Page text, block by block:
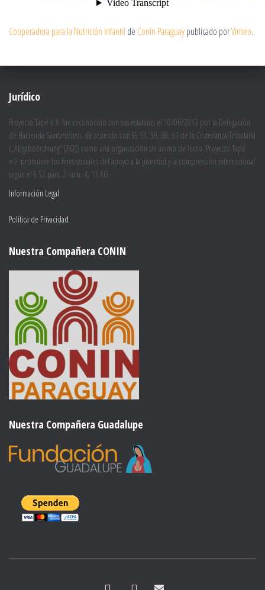
Cooperadora para la Nutrición Infantil de Conin Paraguaypublicado porVimeo.
Jurídico
Proyecto Tapé e.V. fue reconocido con sus estatutos el 10/06/2013 por la Delegación
de Hacienda Saarbrücken, de acuerdo con §§ 51, 59, 60, 61 de la Ordenanza Tributaria
(„Abgabeordnung“ [AO]) como una organización sin ánimo de lucro. Proyecto Tapé
e.V. promueve los fines sociales del apoyo a la juventud y la comprensión internacional
según el § 52 párr. 2 núm. 4, 13 AO.
Información Legal
Política de Privacidad
Nuestra Compañera CONIN
Nuestra Compañera Guadalupe